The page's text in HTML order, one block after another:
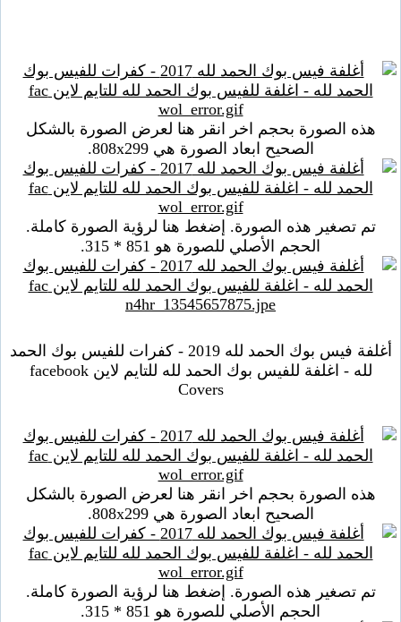
هذه الصورة بحجم اخر انقر هنا لعرض الصورة بالشكل
الصحيح ابعاد الصورة هي 808x299.
تم تصغير هذه الصورة. إضغط هنا لرؤية الصورة كاملة.
الحجم الأصلي للصورة هو 851 * 315.
أغلفة فيس بوك الحمد لله 2019 - كفرات للفيس بوك الحمد
لله - اغلفة للفيس بوك الحمد لله للتايم لاين facebook
Covers
هذه الصورة بحجم اخر انقر هنا لعرض الصورة بالشكل
الصحيح ابعاد الصورة هي 808x299.
تم تصغير هذه الصورة. إضغط هنا لرؤية الصورة كاملة.
الحجم الأصلي للصورة هو 851 * 315.